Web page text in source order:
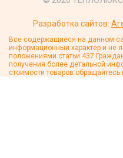
Разработка сайтов:
Все содержащиеся на данном
информационный характер и не
положениями статьи 437
получения более детальной
стоимости товаров